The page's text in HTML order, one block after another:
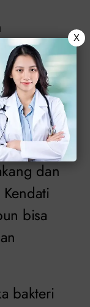
hingga
dan
bisa
bakteri
X